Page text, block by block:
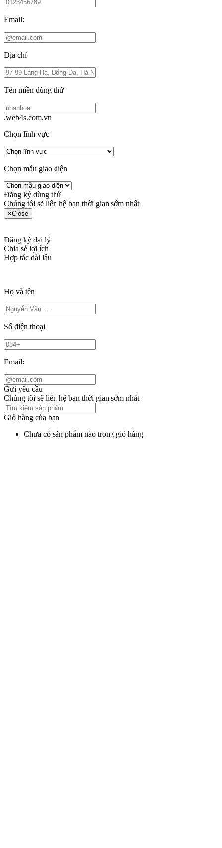
Email:
Địa chỉ
Tên miền dùng thử
.web4s.com.vn
Chọn lĩnh vực
Chọn mẫu giao diện
Đăng ký dùng thử
Chúng tôi sẽ liên hệ bạn thời gian sớm nhất
×Close
Đăng ký đại lý
Chia sẻ lợi ích
Hợp tác dài lâu
Họ và tên
Số điện thoại
Email:
Gửi yêu cầu
Chúng tôi sẽ liên hệ bạn thời gian sớm nhất
Giỏ hàng của bạn
Chưa có sản phẩm nào trong giỏ hàng